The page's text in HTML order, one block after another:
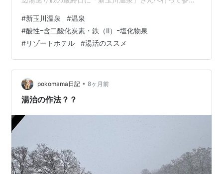
バスで新玉川温泉バス停へ直行 。 玉川温泉が湯治宿なら
コチラは1998年に開湯した高原リゾートホテルです。源
泉は同じ「大噴」の泉源より引湯しており、日本一の強
烈な酸性泉が味わえます。 玉川温泉に宿泊すると、新玉
川温泉の湯めぐり入浴券を頂け両方の体験…
#新玉川温泉 #温泉
#酸性ｰ含二酸化炭素・鉄（Ⅱ）ｰ塩化物泉
#リゾートホテル #湯活のススメ
pokomama日記 • 8ヶ月前
湯治の作法？？